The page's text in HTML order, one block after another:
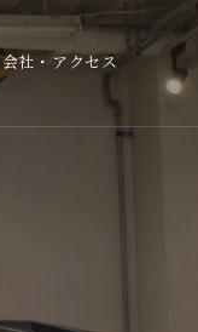
会社・アクセス